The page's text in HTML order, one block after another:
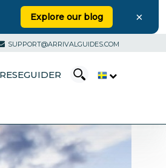
Explore our blog ×
SUPPORT@ARRIVALGUIDES.COM